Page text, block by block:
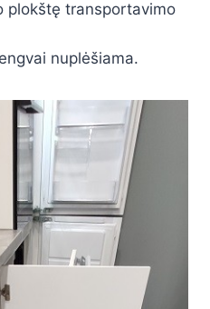
plokštę transportavimo
nuplėšiama.